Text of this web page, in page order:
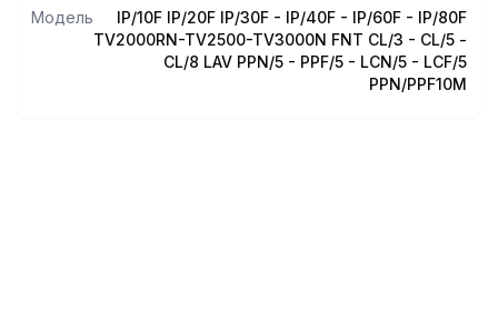
Модель
IP/10F IP/20F IP/30F - IP/40F - IP/60F - IP/80F
TV2000RN-TV2500-TV3000N FNT CL/3 - CL/5 -
CL/8 LAV PPN/5 - PPF/5 - LCN/5 - LCF/5
PPN/PPF10M